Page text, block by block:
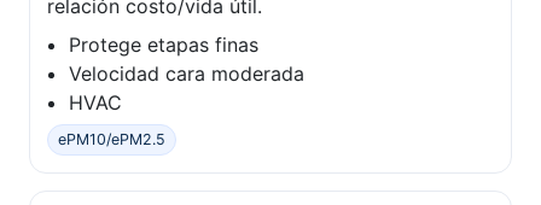
relación costo/vida útil.
Protege etapas finas
Velocidad cara moderada
HVAC
ePM10/ePM2.5